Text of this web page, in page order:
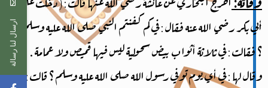
أبي بكر رضي الله عنه فقال : في كم كفنتم النبي صلى الله عليه وسلم
؟ فقالت : في ثلاثة أثواب بيض سحولية ليس فيها قميص ولا عمامة .
وقال لها : في أي يوم توفي رسول الله صلى الله عليه وسلم ؟ قالت :
ارسال لنا رسالة